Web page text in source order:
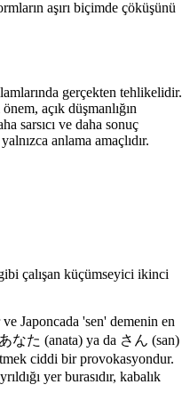
aşırı biçimde çöküşünü
gerçekten tehlikelidir.
açık düşmanlığın
sarsıcı ve daha sonuç
anlama amaçlıdır.
çalışan küçümseyici ikinci
Japoncada 'sen' demenin en
なた (anata) ya da さん (san)
ciddi bir provokasyondur.
yer burasıdır, kabalık